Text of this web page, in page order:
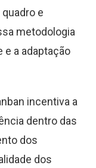
e
metodologia
a adaptação
incentiva a
dentro das
dos
dos